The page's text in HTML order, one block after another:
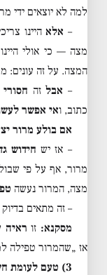
למה לא יוצאים ידי
– אלאהיינו
מצה — כי אולי
המצה. על זה עונים:
– אבלזה
כתוב, ואי אפשר
אם בולע מרור
– אז יש חידוש
מרור, אף על פי
מצה, המרור נעשה
– זה מתאים
מסקנא: זו ראיה
אז „שהמרור טפילה
3) טעם לעומת חשיבות — מה פירוש „טפל”?